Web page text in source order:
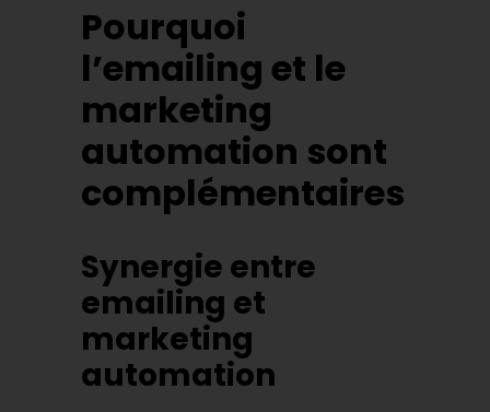
Pourquoi
l’emailing et le
marketing
automation sont
complémentaires
Synergie entre
emailing et
marketing
automation